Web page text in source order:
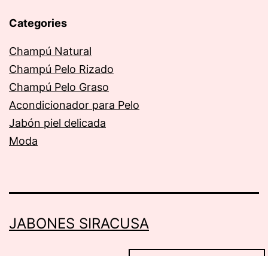
Categories
Champú Natural
Champú Pelo Rizado
Champú Pelo Graso
Acondicionador para Pelo
Jabón piel delicada
Moda
JABONES SIRACUSA